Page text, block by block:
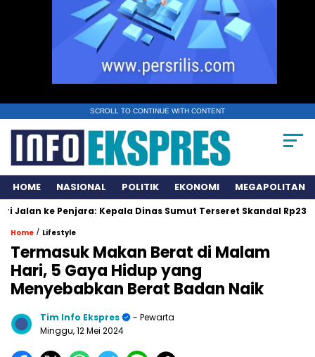
SCROLL TO CONTINUE WITH CONTENT
HOME NASIONAL POLITIK EKONOMI MEGAPOLITAN
Penjara: Kepala Dinas Sumut Terseret Skandal Rp231 Miliar
Home / Lifestyle
Termasuk Makan Berat di Malam
Hari, 5 Gaya Hidup yang
Menyebabkan Berat Badan Naik
Tim Info Ekspres
- Pewarta
Minggu, 12 Mei 2024